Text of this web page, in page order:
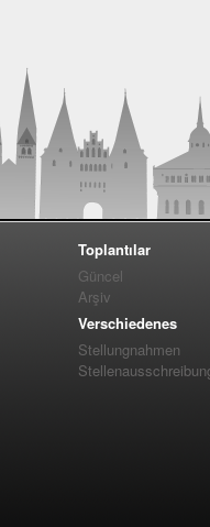
Toplantılar
Güncel
Arşiv
Verschiedenes
Stellungnahmen